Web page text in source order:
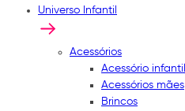
Universo Infantil
Acessórios
Acessório infantil
Acessórios mães
Brincos